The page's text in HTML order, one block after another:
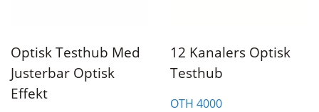
Optisk Testhub Med
Justerbar Optisk
Effekt
12 Kanalers Optisk
Testhub
OTH 4000